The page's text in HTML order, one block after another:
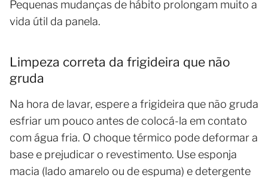
Pequenas mudanças de hábito prolongam muito a
vida útil da panela.
Limpeza correta da frigideira que não
gruda
Na hora de lavar, espere a frigideira que não gruda
esfriar um pouco antes de colocá-la em contato
com água fria. O choque térmico pode deformar a
base e prejudicar o revestimento. Use esponja
macia (lado amarelo ou de espuma) e detergente